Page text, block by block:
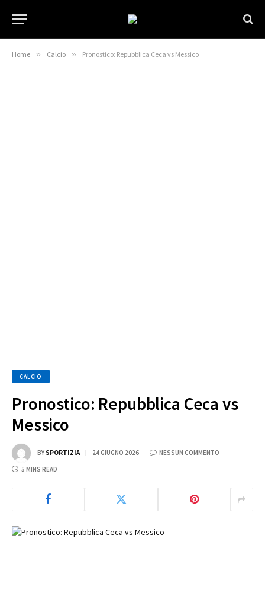
Home » Calcio » Pronostico: Repubblica Ceca vs Messico
CALCIO
Pronostico: Repubblica Ceca vs
Messico
BY SPORTIZIA 24 GIUGNO 2026 NESSUN COMMENTO
5 MINS READ